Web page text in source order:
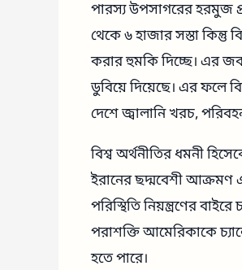
পারস্য উপসাগরের হরমুজ
থেকে ৬ হাজার সস্তা কিন্তু
করার হুমকি দিচ্ছে। এর
ডুবিয়ে দিয়েছে। এর ফলে
দেশে জ্বালানি খরচ,
বিশ্ব অর্থনীতির ধমনী
ইরানের ছদ্মবেশী আক্রমণ
পরিস্থিতি নিয়ন্ত্রণের
পরাশক্তি আমেরিকাকে
হতে পারে।